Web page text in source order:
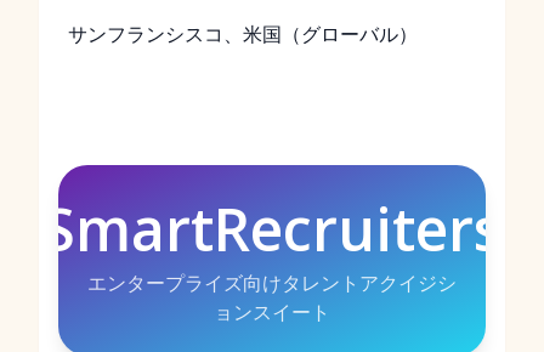
サンフランシスコ、米国（グローバル）
SmartRecruiters
エンタープライズ向けタレントアクイジシ
ョンスイート